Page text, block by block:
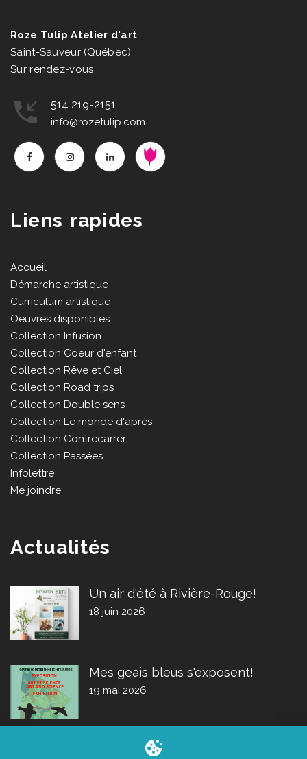
Roze Tulip Atelier d'art
Saint-Sauveur (Québec)
Sur rendez-vous
514 219-2151
info@rozetulip.com
Liens rapides
Accueil
Démarche artistique
Curriculum artistique
Oeuvres disponibles
Collection Infusion
Collection Coeur d'enfant
Collection Rêve et Ciel
Collection Road trips
Collection Double sens
Collection Le monde d'après
Collection Contrecarrer
Collection Passées
Infolettre
Me joindre
Actualités
Un air d'été à Rivière-Rouge!
18 juin 2026
Mes geais bleus s'exposent!
19 mai 2026